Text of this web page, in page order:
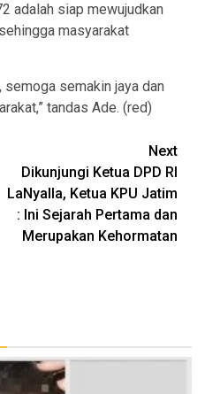
adalah siap mewujudkan
masyarakat
semakin jaya dan
tandas Ade. (red)
Next
Dikunjungi Ketua DPD RI
LaNyalla, Ketua KPU Jatim
: Ini Sejarah Pertama dan
Merupakan Kehormatan